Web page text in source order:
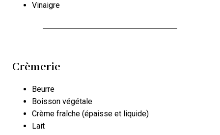
Vinaigre
Crèmerie
Beurre
Boisson végétale
Crème fraîche (épaisse et liquide)
Lait